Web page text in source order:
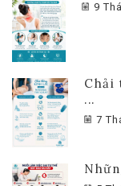
9
Chải
...
7